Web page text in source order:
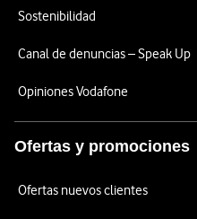
Sostenibilidad
Canal de denuncias – Speak Up
Opiniones Vodafone
Ofertas y promociones
Ofertas nuevos clientes